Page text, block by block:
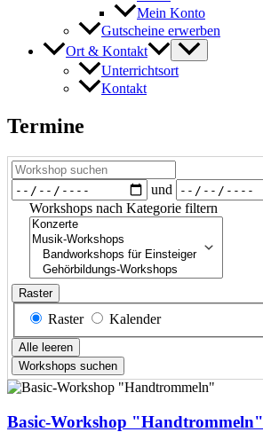
Mein Konto
Gutscheine erwerben
Ort & Kontakt
Unterrichtsort
Kontakt
Termine
Workshop
suchen
Daten
und
Workshops nach Kategorie filtern
Workshops
nach
Kategorie
filtern
Raster
Anzeigetyp
Suchergebnisse
Raster Kalender
Alle leeren
Workshops suchen
Basic-Workshop "Handtrommeln"